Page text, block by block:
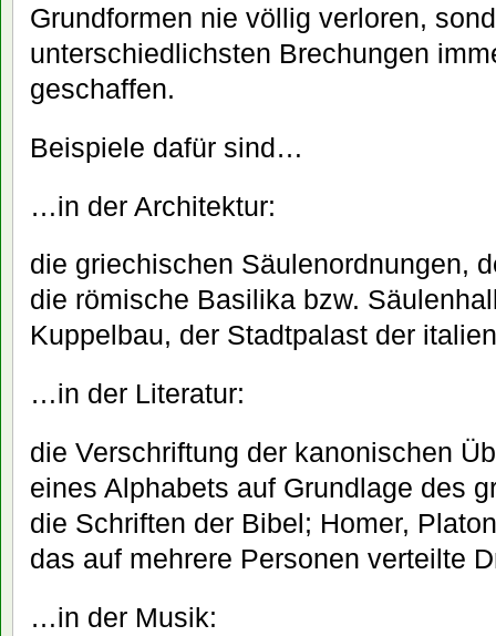
Grundformen nie völlig verloren,
unterschiedlichsten Brechungen
geschaffen.
Beispiele dafür sind…
…in der Architektur:
die griechischen Säulenordnungen,
die römische Basilika bzw.
Kuppelbau, der Stadtpalast der
…in der Literatur:
die Verschriftung der kanonischen
eines Alphabets auf Grundlage des
die Schriften der Bibel; Homer,
das auf mehrere Personen verteilte
…in der Musik: